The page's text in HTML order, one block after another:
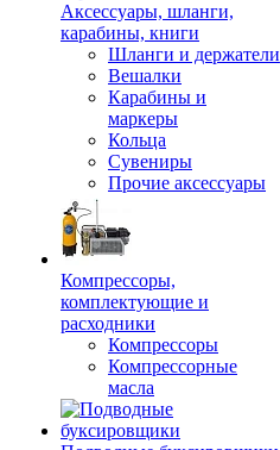
Аксессуары, шланги,
карабины, книги
Шланги и держатели
Вешалки
Карабины и
маркеры
Кольца
Сувениры
Прочие аксессуары
Компрессоры,
комплектующие и
расходники
Компрессоры
Компрессорные
масла